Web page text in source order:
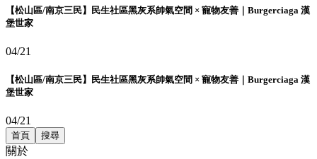
【松山區/南京三民】民生社區黑灰系帥氣空間 × 寵物友善｜Burgerciaga 漢
堡世家
04/21
【松山區/南京三民】民生社區黑灰系帥氣空間 × 寵物友善｜Burgerciaga 漢
堡世家
04/21
首頁 搜尋
關於